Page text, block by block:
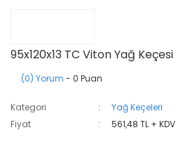
95x120x13 TC Viton Yağ Keçesi
(0) Yorum - 0 Puan
Kategori
Yağ Keçeleri
Fiyat
561,48 TL + KDV